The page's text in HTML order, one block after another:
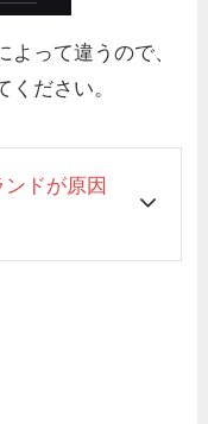
って違うので、
ださい。
ドが原因